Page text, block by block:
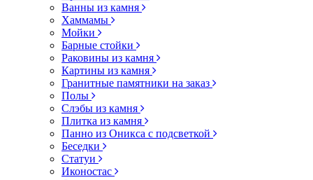
Ванны из камня
Хаммамы
Мойки
Барные стойки
Раковины из камня
Картины из камня
Гранитные памятники на заказ
Полы
Слэбы из камня
Плитка из камня
Панно из Оникса с подсветкой
Беседки
Статуи
Иконостас